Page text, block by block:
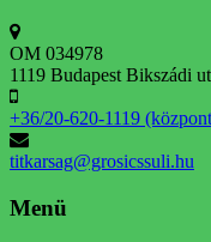
OM 034978
1119 Budapest Bikszádi
+36/20-620-1119
titkarsag@grosicssuli.hu
Menü